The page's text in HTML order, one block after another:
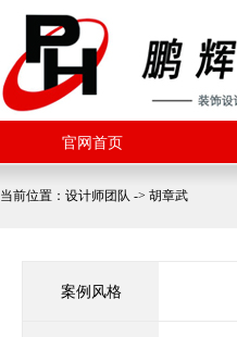
官网首页
当前位置： 设计师团队 -> 胡章武
案例风格